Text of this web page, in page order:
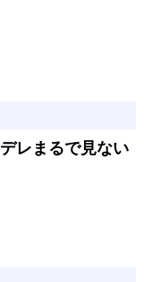
レまるで見ない